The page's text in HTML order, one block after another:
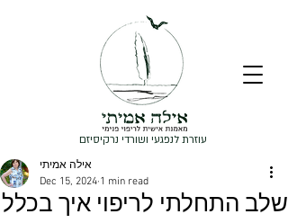
עוזרת לנפגעי ושורדי נרקיסיזם
שלב התחלתי לריפוי איך בכלל
אילה אמיתי
Dec 15, 2024 1 min read